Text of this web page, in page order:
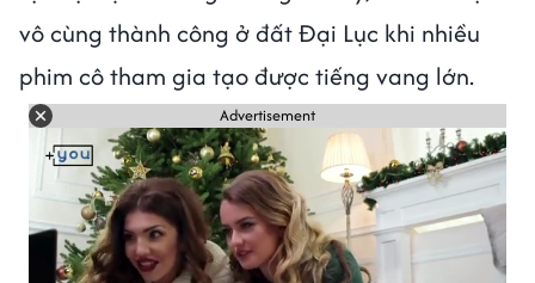
vô cùng thành công ở đất Đại Lục khi nhiều
phim cô tham gia tạo được tiếng vang lớn.
Advertisement